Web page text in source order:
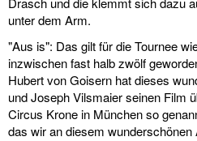
unter dem Arm.
"Aus is": Das gilt für die Tournee
inzwischen fast halb zwölf
Hubert von Goisern hat dieses
und Joseph Vilsmaier seinen Film
Circus Krone in München so
das wir an diesem